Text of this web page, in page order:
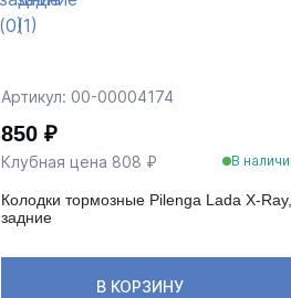
Артикул: 00-00004174
850 ₽
Клубная цена 808 ₽ В
Колодки тормозные Pilenga Lada X-Ray,
задние
В КОРЗИНУ